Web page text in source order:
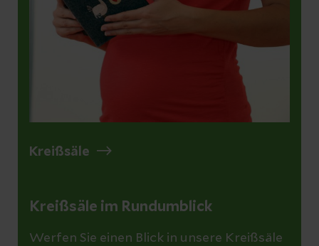
Kreißsäle
Kreißsäle im Rundumblick
Werfen Sie einen Blick in unsere Kreißsäle